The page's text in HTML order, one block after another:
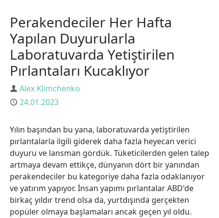
Perakendeciler Her Hafta
Yapılan Duyurularla
Laboratuvarda Yetiştirilen
Pırlantaları Kucaklıyor
Author
Alex Klimchenko
Published
24.01.2023
Yılın başından bu yana, laboratuvarda yetiştirilen
pırlantalarla ilgili giderek daha fazla heyecan verici
duyuru ve lansman gördük. Tüketicilerden gelen talep
artmaya devam ettikçe, dünyanın dört bir yanından
perakendeciler bu kategoriye daha fazla odaklanıyor
ve yatırım yapıyor. İnsan yapımı pırlantalar ABD'de
birkaç yıldır trend olsa da, yurtdışında gerçekten
popüler olmaya başlamaları ancak geçen yıl oldu.